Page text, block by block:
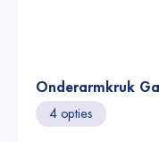
Onderarmkruk
4 opties